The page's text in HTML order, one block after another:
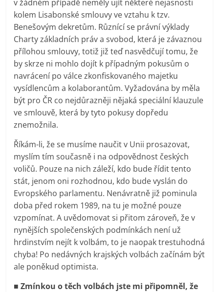
v žádném případě neměly ujít některé nejasnosti
kolem Lisabonské smlouvy ve vztahu k tzv.
Benešovým dekretům. Různící se právní výklady
Charty základních práv a svobod, která je závaznou
přílohou smlouvy, totiž již teď nasvědčují tomu, že
by skrze ni mohlo dojít k případným pokusům o
navrácení po válce zkonfiskovaného majetku
vysídlencům a kolaborantům. Vyžadována by měla
být pro ČR co nejdůrazněji nějaká speciální klauzule
ve smlouvě, která by tyto pokusy dopředu
znemožnila.
Říkám-li, že se musíme naučit v Unii prosazovat,
myslím tím současně i na odpovědnost českých
voličů. Pouze na nich záleží, kdo bude řídit tento
stát, jenom oni rozhodnou, kdo bude vyslán do
Evropského parlamentu. Nenávratně již pominula
doba před rokem 1989, na tu je možné pouze
vzpomínat. A uvědomovat si přitom zároveň, že v
nynějších společenských podmínkách není už
hrdinstvím nejít k volbám, to je naopak trestuhodná
chyba! Po nedávných krajských volbách začínám být
ale poněkud optimista.
■ Zmínkou o těch volbách jste mi připomněl, že